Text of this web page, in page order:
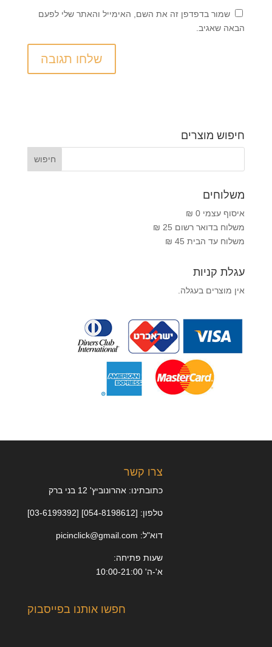
שמור בדפדפן זה את השם, האימייל והאתר שלי לפעם
הבאה שאגיב.
חיפוש מוצרים
משלוחים
איסוף עצמי 0 ₪
משלוח בדואר רשום 25 ₪
משלוח עד הבית 45 ₪
עגלת קניות
אין מוצרים בעגלה.
צרו קשר
כתובתינו: אהרונוביץ' 12 בני ברק
טלפון: [054-8198612] [03-6199392]
דוא"ל: picinclick@gmail.com
שעות פתיחה:
א'-ה' 10:00-21:00
חפשו אותנו בפייסבוק